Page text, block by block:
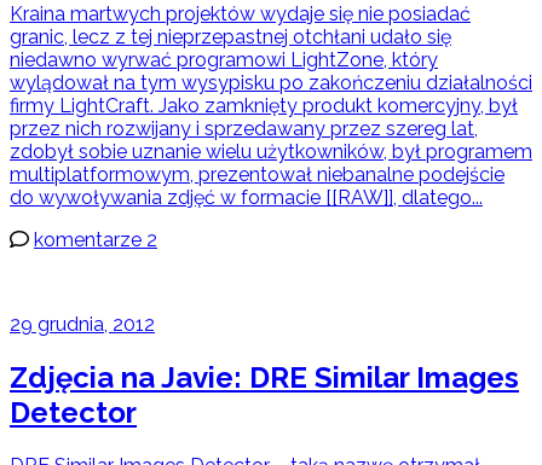
Kraina martwych projektów wydaje się nie posiadać
granic, lecz z tej nieprzepastnej otchłani udało się
niedawno wyrwać programowi LightZone, który
wylądował na tym wysypisku po zakończeniu działalności
firmy LightCraft. Jako zamknięty produkt komercyjny, był
przez nich rozwijany i sprzedawany przez szereg lat,
zdobył sobie uznanie wielu użytkowników, był programem
multiplatformowym, prezentował niebanalne podejście
do wywoływania zdjęć w formacie [[RAW]], dlatego...
komentarze 2
29 grudnia, 2012
Zdjęcia na Javie: DRE Similar Images
Detector